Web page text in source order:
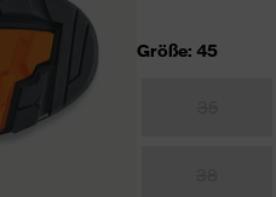
Größe: 45